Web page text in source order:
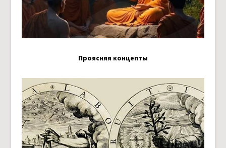
Проясняя концепты